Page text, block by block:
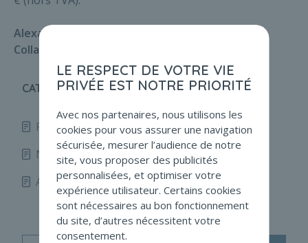
Alexandre Etienne
Collaborateur
CATÉGORIES
Fidunews 167
Non profit news
Autre 20
LE RESPECT DE VOTRE VIE
PRIVÉE EST NOTRE PRIORITÉ
Avec nos partenaires, nous utilisons les
cookies pour vous assurer une navigation
sécurisée, mesurer l’audience de notre
site, vous proposer des publicités
personnalisées, et optimiser votre
expérience utilisateur. Certains cookies
sont nécessaires au bon fonctionnement
du site, d’autres nécessitent votre
consentement.